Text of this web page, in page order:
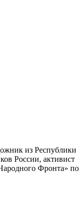
из Республики
России, активист
Фронта» по